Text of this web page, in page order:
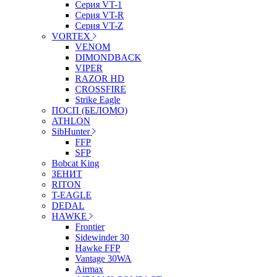
Серия VT-1
Серия VT-R
Серия VT-Z
VORTEX
VENOM
DIMONDBACK
VIPER
RAZOR HD
CROSSFIRE
Strike Eagle
ПОСП (БЕЛОМО)
ATHLON
SibHunter
FFP
SFP
Bobcat King
ЗЕНИТ
RITON
T-EAGLE
DEDAL
HAWKE
Frontier
Sidewinder 30
Hawke FFP
Vantage 30WA
Airmax